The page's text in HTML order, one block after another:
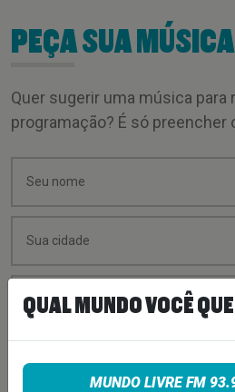
PEÇA SUA MÚSICA
Quer sugerir uma música para
programação? É só preencher
QUAL MUNDO VOCÊ
MUNDO LIVRE FM